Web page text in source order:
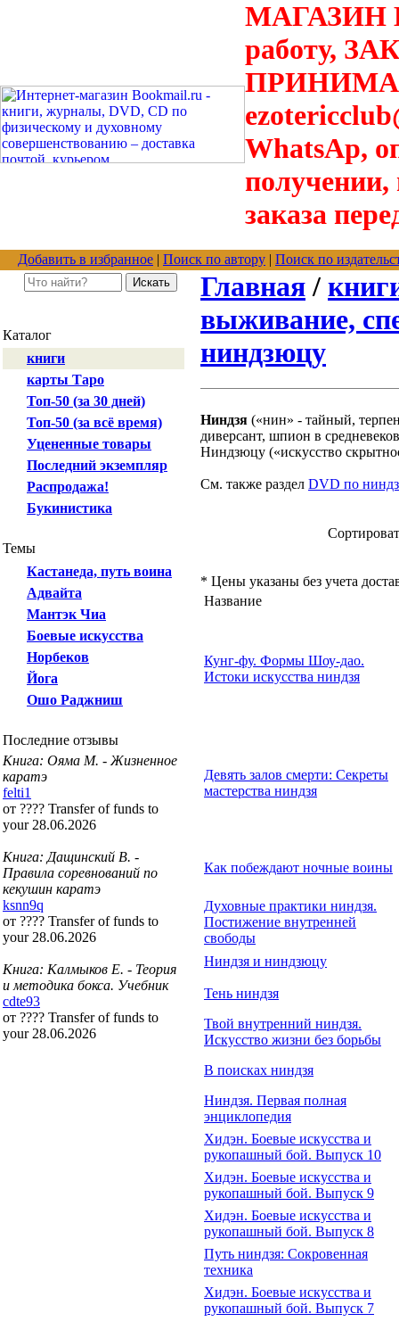
МАГАЗИН
работу,
WhatsAp,
получении,
заказа
Добавить в избранное | Поиск по автору | Поиск по
Каталог
книги
карты Таро
Топ-50 (за 30 дней)
Топ-50 (за всё время)
Уцененные товары
Последний экземпляр
Распродажа!
Букинистика
Темы
Кастанеда, путь воина
Адвайта
Мантэк Чиа
Боевые искусства
Норбеков
Йога
Ошо Раджниш
Последние отзывы
Книга: Ояма М. - Жизненное
каратэ
felti1
от ???? Transfer of funds to
your 28.06.2026
Книга: Дащинский В. -
Правила соревнований по
кекушин каратэ
ksnn9q
от ???? Transfer of funds to
your 28.06.2026
Книга: Калмыков Е. - Теория
и методика бокса. Учебник
cdte93
от ???? Transfer of funds to
your 28.06.2026
Главная /
выживание,
ниндзюцу
Ниндзя («нин» - тайный,
диверсант, шпион в
Ниндзюцу («искусство
См. также раздел DVD по
* Цены указаны без учета
Название
Кунг-фу. Формы Шоу-дао.
Истоки искусства ниндзя
Девять залов смерти: Секреты
мастерства ниндзя
Как побеждают ночные воины
Духовные практики ниндзя.
Постижение внутренней
свободы
Ниндзя и ниндзюцу
Тень ниндзя
Твой внутренний ниндзя.
Искусство жизни без борьбы
В поисках ниндзя
Ниндзя. Первая полная
энциклопедия
Хидэн. Боевые искусства и
рукопашный бой. Выпуск 10
Хидэн. Боевые искусства и
рукопашный бой. Выпуск 9
Хидэн. Боевые искусства и
рукопашный бой. Выпуск 8
Путь ниндзя: Сокровенная
техника
Хидэн. Боевые искусства и
рукопашный бой. Выпуск 7